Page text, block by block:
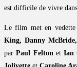
est difficile de vivre
Le film met en
King, Danny
parPaul FeltonetIan